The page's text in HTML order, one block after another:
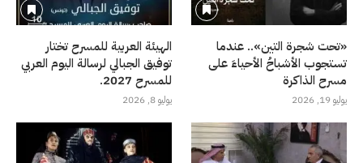
«تحت شجرة التين».. عندما
تستجوب الأشباحُ الأحياءَ على
مسرح الذاكرة
يوليو 19, 2026
الهيئة العربية للمسرح تختار
توفيق الجبالي لرسالة اليوم العربي
للمسرح 2027.
يوليو 8, 2026